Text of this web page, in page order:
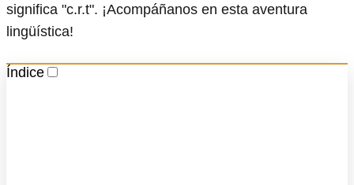
significa "c.r.t". ¡Acompáñanos en esta aventura
lingüística!
Índice